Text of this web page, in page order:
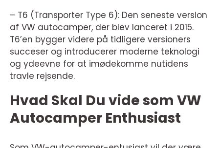
– T6 (Transporter Type 6): Den seneste version
af VW autocamper, der blev lanceret i 2015.
T6’en bygger videre på tidligere versioners
succeser og introducerer moderne teknologi
og ydeevne for at imødekomme nutidens
travle rejsende.
Hvad Skal Du vide som VW
Autocamper Enthusiast